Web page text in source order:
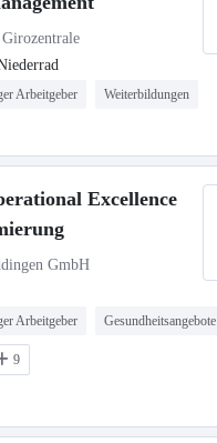
Arbeitgeber Weiterbildungen
Excellence
GmbH
Arbeitgeber Gesundheitsangebote
9